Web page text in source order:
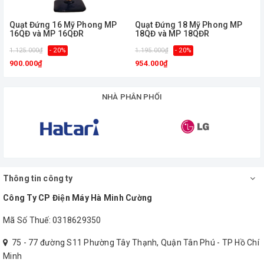
Quạt có chế độ gió tự nhiên đem lại
cảm giác thoải mái cho người dùng
Quạt Đứng 16 Mỹ Phong MP
16QĐ và MP 16QĐR
1.125.000₫ - 20%
900.000₫
Quạt Đứng 18 Mỹ Phong MP
18QĐ và MP 18QĐR
1.195.000₫ - 20%
954.000₫
NHÀ PHÂN PHỐI
Thông tin công ty
Công Ty CP Điện Máy Hà Minh Cường
Mã Số Thuế: 0318629350
75 - 77 đường S11 Phường Tây Thạnh, Quận Tân Phú - TP Hồ Chí
Minh